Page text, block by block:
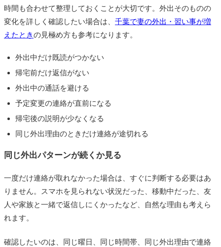
時間も合わせて整理しておくことが大切です。外出そのものの
変化を詳しく確認したい場合は、 千葉で妻の外出・習い事が増
えたときの見極め方も参考になります。
外出中だけ既読がつかない
帰宅前だけ返信がない
外出中の通話を避ける
予定変更の連絡が直前になる
帰宅後の説明が少なくなる
同じ外出理由のときだけ連絡が途切れる
同じ外出パターンが続くか見る
一度だけ連絡が取れなかった場合は、すぐに判断する必要はあ
りません。スマホを見られない状況だった、移動中だった、友
人や家族と一緒で返信しにくかったなど、自然な理由も考えら
れます。
確認したいのは、同じ曜日、同じ時間帯、同じ外出理由で連絡